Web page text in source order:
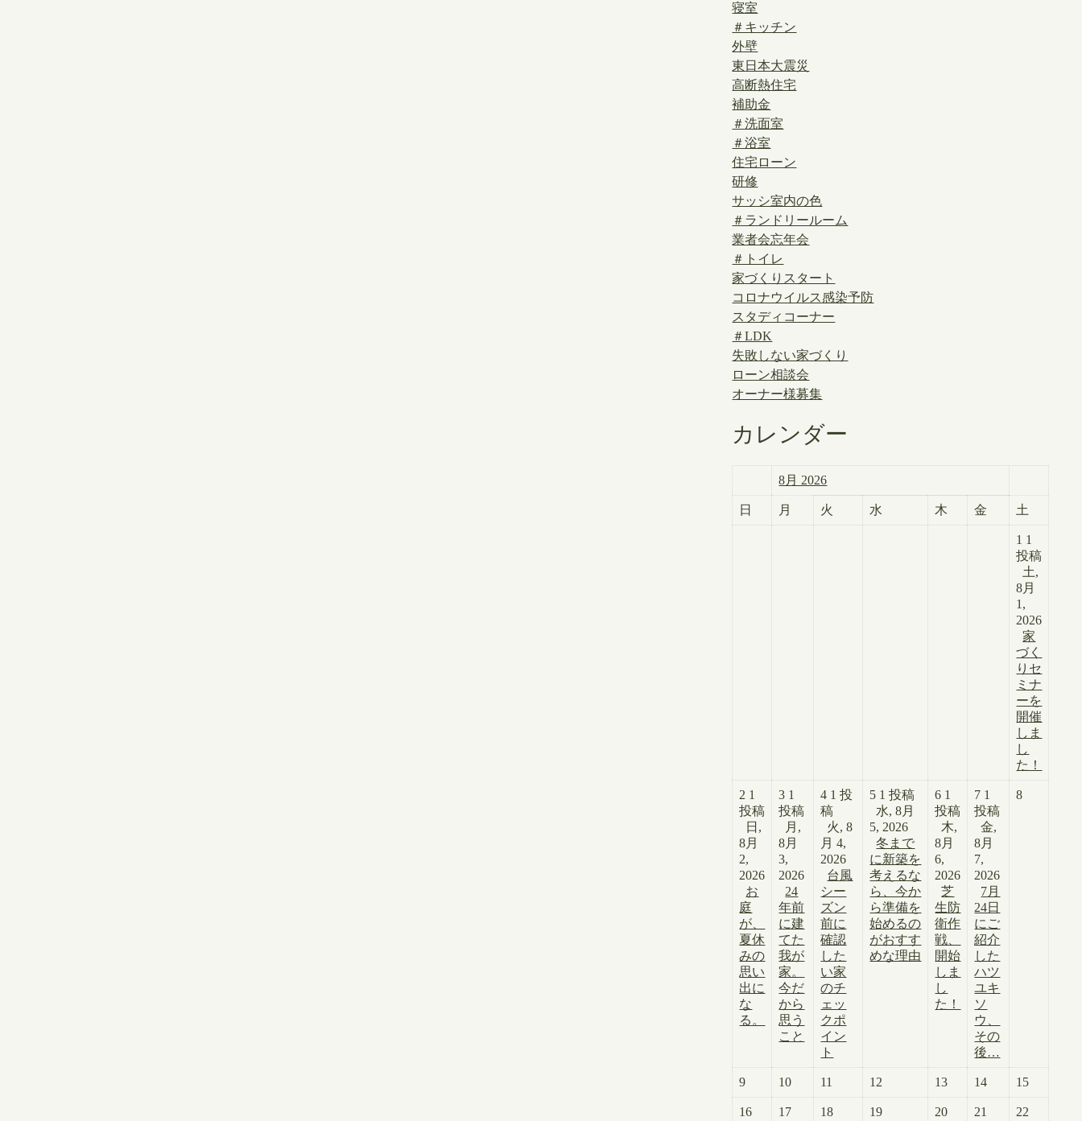
寝室
＃キッチン
外壁
東日本大震災
高断熱住宅
補助金
＃洗面室
＃浴室
住宅ローン
研修
サッシ室内の色
＃ランドリールーム
業者会忘年会
＃トイレ
家づくりスタート
コロナウイルス感染予防
スタディコーナー
＃LDK
失敗しない家づくり
ローン相談会
オーナー様募集
カレンダー
8月 2026
日 月 火 水 木 金 土
1 1
投稿
土,
8月
1,
2026
家
づく
りセ
ミナ
ーを
開催
しま
し
た！
2 1
投稿
日,
8月
2,
2026
お
庭
が、
夏休
みの
思い
出に
な
る。
3 1
投稿
月,
8月
3,
2026
24
年前
に建
てた
我が
家。
今だ
から
思う
こと
4 1 投
稿
火, 8
月 4,
2026
台風
シー
ズン
前に
確認
した
い家
のチ
ェッ
クポ
イン
ト
5 1 投稿
水, 8月
5, 2026
冬まで
に新築を
考えるな
ら、今か
ら準備を
始めるの
がおすす
めな理由
6 1
投稿
木,
8月
6,
2026
芝
生防
衛作
戦、
開始
しま
し
た！
7 1
投稿
金,
8月
7,
2026
7月
24日
にご
紹介
した
ハツ
ユキ
ソ
ウ、
その
後…
8
9 10 11 12 13 14 15
16 17 18 19 20 21 22